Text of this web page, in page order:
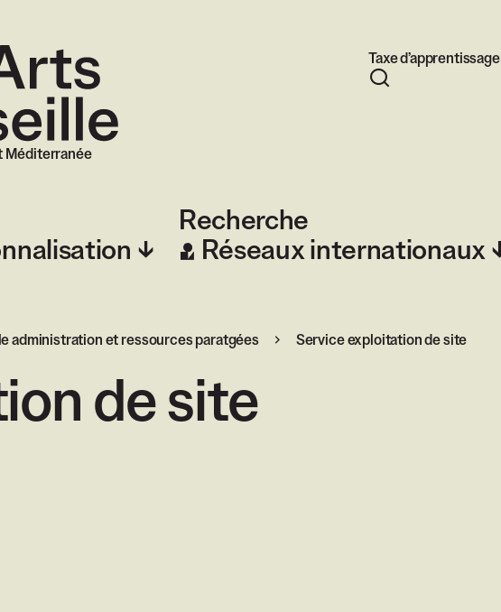
Taxe d’apprentissage
Rechercher
Méditerranée
Recherche
Réseaux internationaux
administration et ressources paratgées Service exploitation de site
de site